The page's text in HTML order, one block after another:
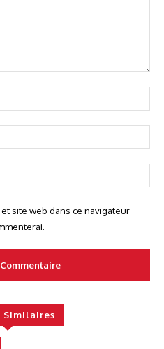
:*
:*
:
site web dans ce navigateur
Similaires